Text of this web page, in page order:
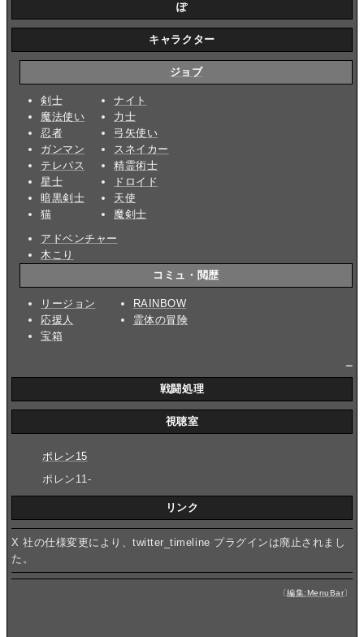
ぽ
キャラクター
ジョブ
剣士
魔法使い
忍者
ガンマン
テレパス
星士
暗黒剣士
猫
ナイト
力士
弓矢使い
スネイカー
精霊術士
ドロイド
天使
魔剣士
アドベンチャー
木こり
コミュ・閲歴
リージョン
応援人
宝箱
RAINBOW
霊体の冒険
戦闘処理
視聴室
ポレン15
ポレン11-
リンク
X 社の仕様変更により、twitter_timeline プラグインは廃止されまし
た。
〔編集:MenuBar